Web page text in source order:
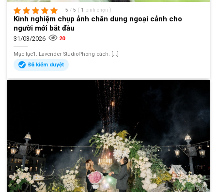
5 / 5 ( 1 bình chọn )
Kinh nghiệm chụp ảnh chân dung ngoại cảnh cho
người mới bắt đầu
31/03/2026 20
Mục lục1. Lavender StudioPhong cách: [...]
Đã kiểm duyệt